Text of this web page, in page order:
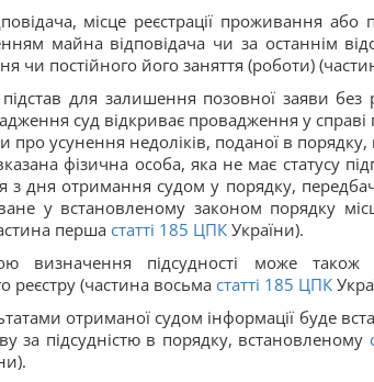
місце реєстрації проживання
майна відповідача чи за останнім
чи постійного його заняття (роботи)
підстав для залишення позовної заяви
суд відкриває провадження у
про усунення недоліків, поданої в
фізична особа, яка не має статусу
з дня отримання судом у порядку,
у встановленому законом порядку
перша статті 185 ЦПК України).
визначення підсудності може також
реєстру (частина восьма статті 185 ЦПК
отриманої судом інформації буде
за підсудністю в порядку, встановленому